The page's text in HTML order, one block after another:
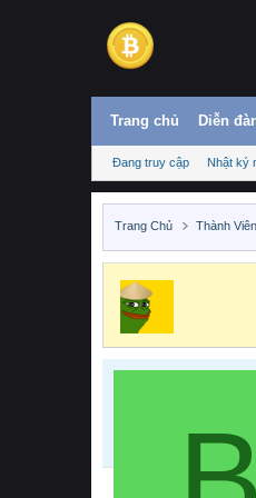
Trang chủ Diễn
Đang truy cập Nhật ký
Trang Chủ Thành Viên